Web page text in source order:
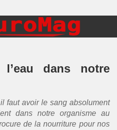
dans notre
faut avoir le sang absolument
dans notre organisme au
de la nourriture pour nos